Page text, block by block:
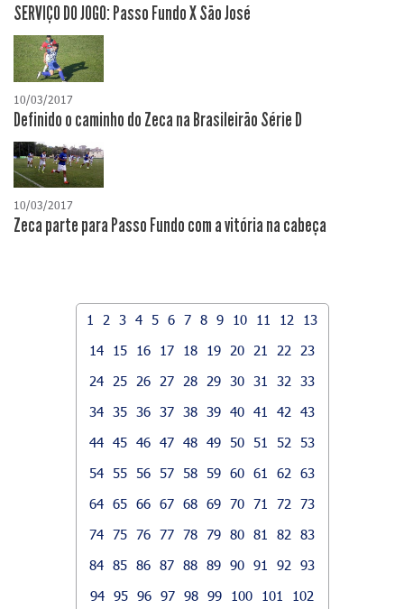
SERVIÇO DO JOGO: Passo Fundo X São José
10/03/2017
Definido o caminho do Zeca na Brasileirão Série D
10/03/2017
Zeca parte para Passo Fundo com a vitória na cabeça
1 2 3 4 5 6 7 8 9 10 11 12
13
14
15 16 17 18 19 20 21 22
23
24
25 26 27 28 29 30 31 32
33
34 35 36 37 38 39 40 41 42
43
44 45 46 47 48 49 50 51 52
53
54 55 56 57 58 59 60 61 62
63
64 65 66 67 68 69 70 71 72
73
74 75 76 77 78 79 80 81 82
83
84 85 86 87 88 89 90 91 92
93
94 95 96 97 98 99 100 101
102